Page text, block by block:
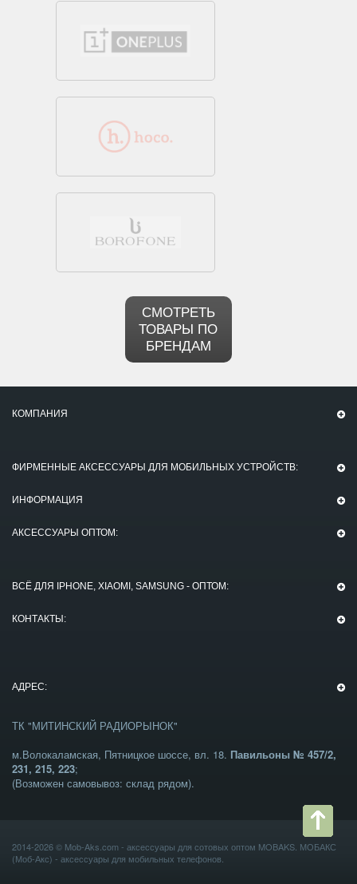
СМОТРЕТЬ
ТОВАРЫ ПО
БРЕНДАМ
КОМПАНИЯ
ФИРМЕННЫЕ АКСЕССУАРЫ ДЛЯ МОБИЛЬНЫХ УСТРОЙСТВ:
ИНФОРМАЦИЯ
АКСЕССУАРЫ ОПТОМ:
ВСЁ ДЛЯ IPHONE, XIAOMI, SAMSUNG - ОПТОМ:
2014-2026 © Mob-Aks.com- аксессуары для сотовых оптом MOBAKS. МОБАКС
(Моб-Акс) - аксессуары для мобильных телефонов.
КОНТАКТЫ:
АДРЕС:
ТК "МИТИНСКИЙ РАДИОРЫНОК"
м.Волокаламская, Пятницкое шоссе, вл. 18. Павильоны № 457/2,
231, 215, 223;
(Возможен самовывоз: склад рядом).